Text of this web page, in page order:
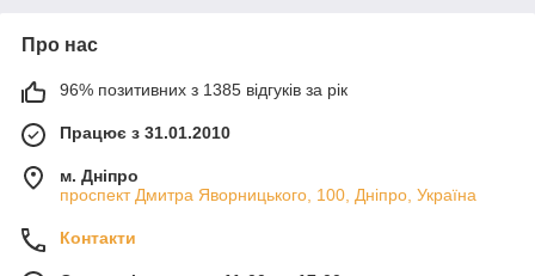
Про нас
96% позитивних з 1385 відгуків за рік
Працює з 31.01.2010
м. Дніпро
проспект Дмитра Яворницького, 100, Дніпро, Україна
Контакти